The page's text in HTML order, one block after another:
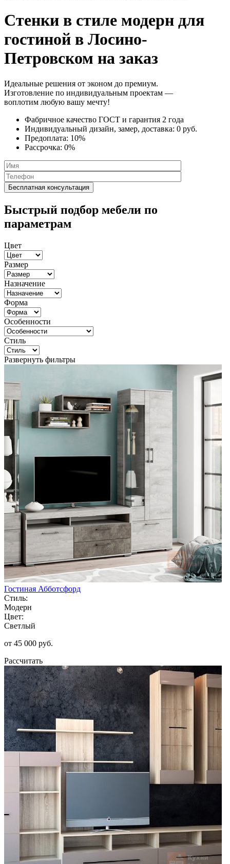
Стенки в стиле модерн для
гостиной в Лосино-
Петровском на заказ
Идеальные решения от эконом до премиум.
Изготовление по индивидуальным проектам —
воплотим любую вашу мечту!
Фабричное качество ГОСТ и гарантия 2 года
Индивидуальный дизайн, замер, доставка: 0 руб.
Предоплата: 10%
Рассрочка: 0%
Быстрый подбор мебели по
параметрам
Цвет
Размер
Назначение
Форма
Особенности
Стиль
Развернуть фильтры
Гостиная Абботсфорд
Стиль:
Модерн
Цвет:
Светлый
от 45 000 руб.
Рассчитать